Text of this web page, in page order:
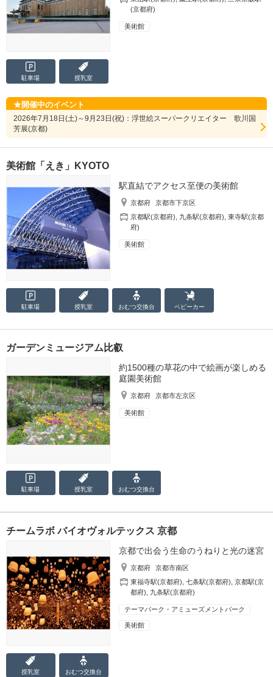
(京都府)
美術館
駐車場 授乳室
開催中のイベント
2026年7月18日(土)～9月23日(祝)：浮世絵スーパークリエイター 歌川国
芳展(京都)
美術館「えき」KYOTO
駅直結でアクセス至便の美術館
京都府
京都市下京区
京都駅(京都府)
九条駅(京都府) ,東寺駅(京都
府)
美術館
駐車場 授乳室 おむつ交換台 ベビーカー
ガーデンミュージアム比叡
約1500種の草花の中で絵画が楽しめる
庭園美術館
京都府 京都市左京区
美術館
駐車場 授乳室 おむつ交換台
チームラボ バイオヴォルテックス 京都
京都で出会う生命のうねりと光の迷宮
京都府
京都市南区
東福寺駅(京都府) ,七条駅(京都府) ,京都駅(京
都府)
九条駅(京都府)
テーマパーク・アミューズメントパーク
美術館
授乳室 おむつ交換台